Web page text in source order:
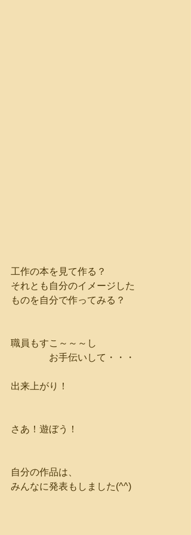
工作の本を見て作る？
それとも自分のイメージした
ものを自分で作ってみる？
職員もすこ～～～し
お手伝いして・・・
出来上がり！
さあ！遊ぼう！
自分の作品は、
みんなに発表もしました(^^)